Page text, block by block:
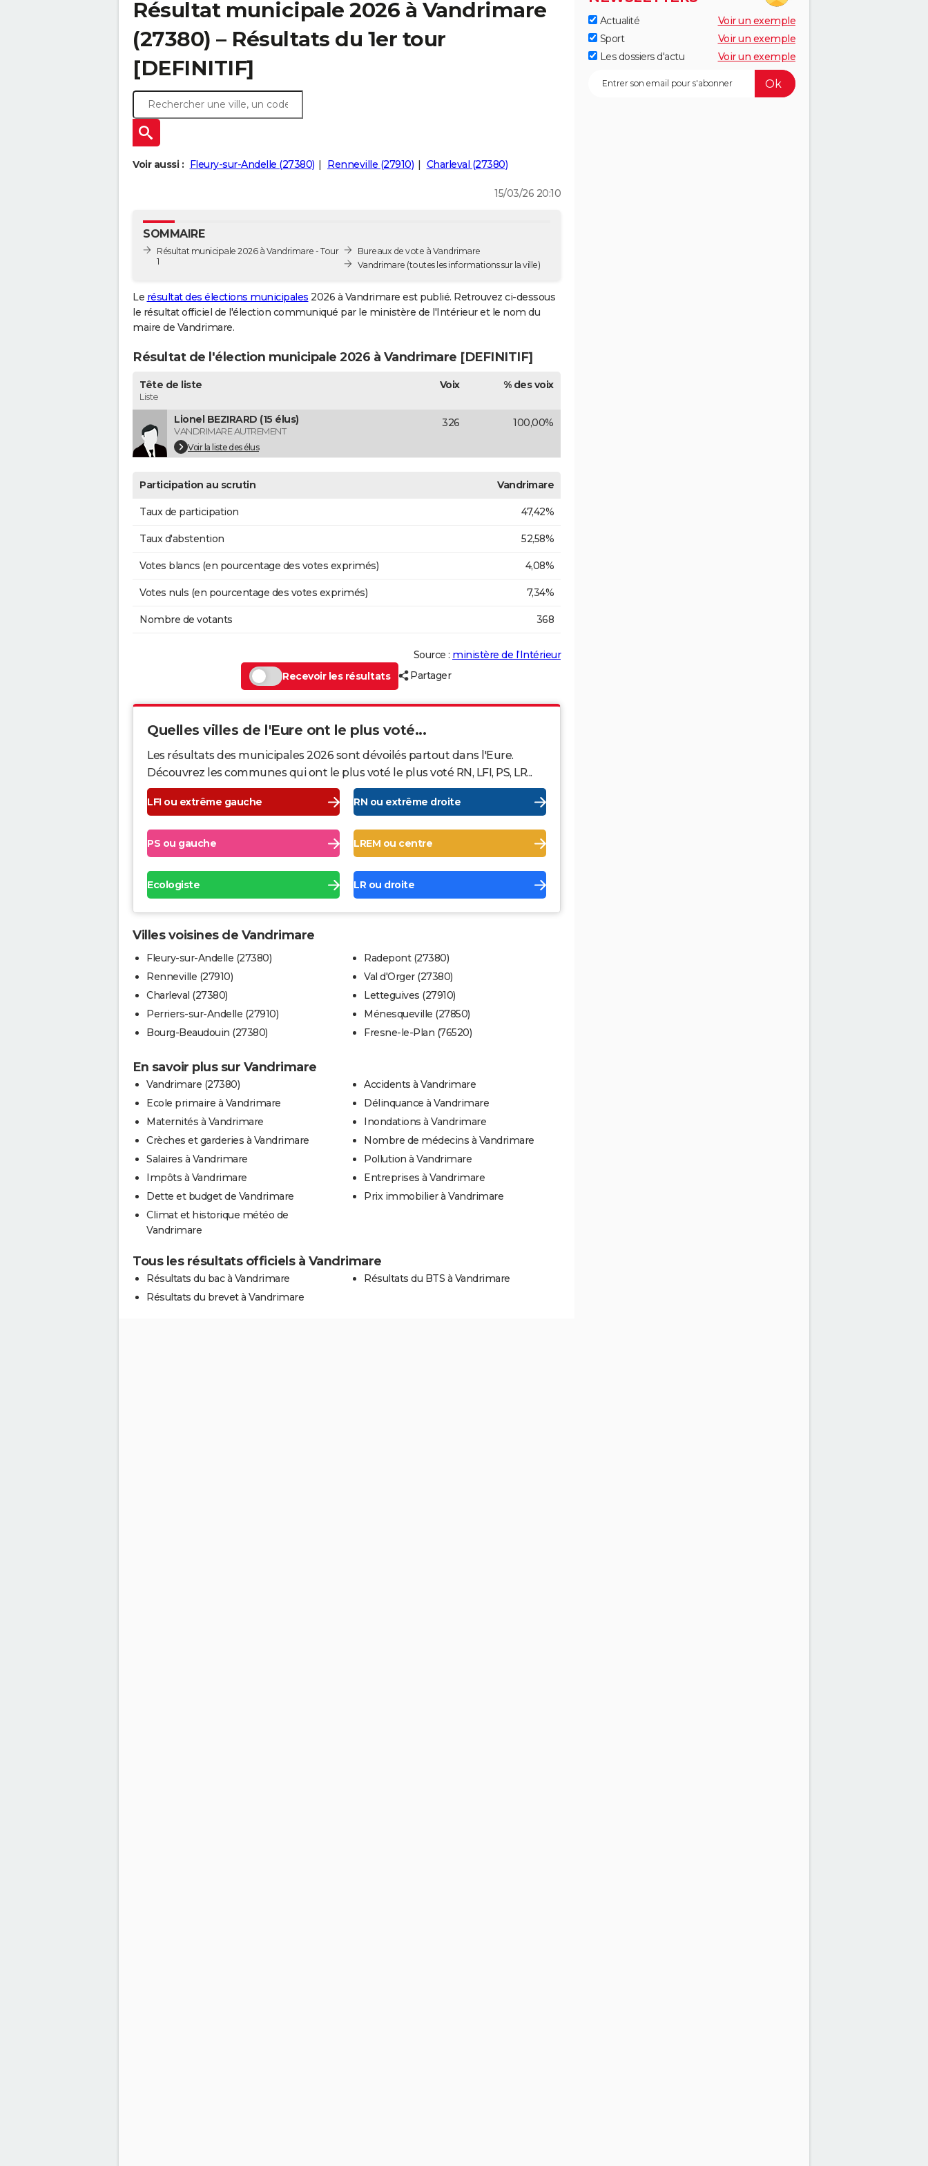
Résultat municipale 2026 à Vandrimare
(27380) – Résultats du 1er tour
[DEFINITIF]
Voir aussi : Fleury-sur-Andelle (27380) Renneville (27910) Charleval (27380)
15/03/26 20:10
SOMMAIRE
Résultat municipale 2026 à Vandrimare - Tour
1
Bureaux de vote à Vandrimare
Vandrimare (toutes les informations sur la ville)
Le résultat des élections municipales 2026 à Vandrimare est publié. Retrouvez ci-dessous
le résultat officiel de l'élection communiqué par le ministère de l'Intérieur et le nom du
maire de Vandrimare.
Résultat de l'élection municipale 2026 à Vandrimare [DEFINITIF]
Tête de liste
Liste
Voix % des voix
Lionel BEZIRARD (15 élus)
VANDRIMARE AUTREMENT
Voir la liste des élus
326 100,00%
Participation au scrutin Vandrimare
Taux de participation 47,42%
Taux d'abstention 52,58%
Votes blancs (en pourcentage des votes exprimés) 4,08%
Votes nuls (en pourcentage des votes exprimés) 7,34%
Nombre de votants 368
Source : ministère de l’Intérieur
Recevoir les résultats
Partager
Quelles villes de l'Eure ont le plus voté...
Les résultats des municipales 2026 sont dévoilés partout dans l'Eure.
Découvrez les communes qui ont le plus voté le plus voté RN, LFI, PS, LR...
LFI ou extrême gauche RN ou extrême droite
PS ou gauche LREM ou centre
Ecologiste LR ou droite
Villes voisines de Vandrimare
Fleury-sur-Andelle (27380)
Renneville (27910)
Charleval (27380)
Perriers-sur-Andelle (27910)
Bourg-Beaudouin (27380)
Radepont (27380)
Val d'Orger (27380)
Letteguives (27910)
Ménesqueville (27850)
Fresne-le-Plan (76520)
En savoir plus sur Vandrimare
Vandrimare (27380)
Ecole primaire à Vandrimare
Maternités à Vandrimare
Crèches et garderies à Vandrimare
Salaires à Vandrimare
Impôts à Vandrimare
Dette et budget de Vandrimare
Climat et historique météo de
Vandrimare
Accidents à Vandrimare
Délinquance à Vandrimare
Inondations à Vandrimare
Nombre de médecins à Vandrimare
Pollution à Vandrimare
Entreprises à Vandrimare
Prix immobilier à Vandrimare
Tous les résultats officiels à Vandrimare
Résultats du bac à Vandrimare
Résultats du brevet à Vandrimare
Résultats du BTS à Vandrimare
Actualité
Voir un exemple
Sport
Voir un exemple
Les dossiers d'actu
Voir un exemple